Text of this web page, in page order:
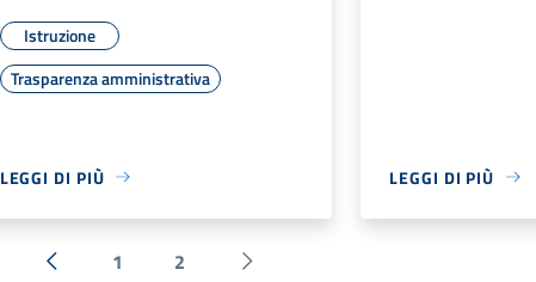
Istruzione
Trasparenza amministrativa
LEGGI DI PIÙ LEGGI DI PIÙ
1 2